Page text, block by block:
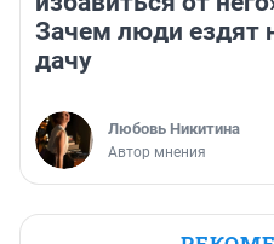
Зачем люди ездят
дачу
Любовь Никитина
Автор мнения